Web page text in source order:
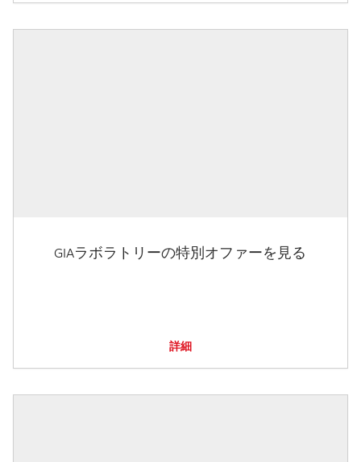
GIAラボラトリーの特別オファーを見る
詳細